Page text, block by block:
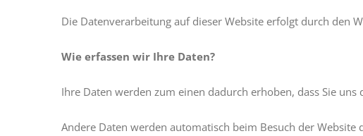
Die Datenverarbeitung auf dieser Website erfolgt durch den
Wie erfassen wir Ihre Daten?
Ihre Daten werden zum einen dadurch erhoben, dass Sie
Andere Daten werden automatisch beim Besuch der